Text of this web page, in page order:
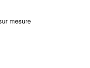
mesure